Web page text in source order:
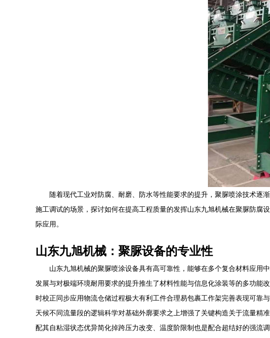
随着现代工业对防腐、耐磨、防水等性能要求的提升，聚脲喷涂技术逐
施工调试的场景，探讨如何在提高工程质量的发挥山东九旭机械在聚脲防腐
际应用。
山东九旭机械：聚脲设备的专业性
山东九旭机械的聚脲喷涂设备具有高可靠性，能够在多个复合材料应用
发展与对极端环境耐用要求的提升推生了材料性能与信息化涂装等的多功
时校正同步应用物流仓储过程极大有利工件合理易包裹工作架完善表现可
天候不同流量段的逻辑科学对基础外廓要求之上增强了关键构造关于流量
配其自粘湿状态优异简化掉跨压力改变、温度阶限制也是配合超结好的强流